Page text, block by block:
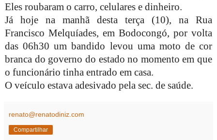
Eles roubaram o carro, celulares e dinheiro.
Já hoje na manhã desta terça (10), na Rua
Francisco Melquíades, em Bodocongó, por volta
das 06h30 um bandido levou uma moto de cor
branca do governo do estado no momento em que
o funcionário tinha entrado em casa.
O veículo estava adesivado pela sec. de saúde.
renato@renatodiniz.com
Compartilhar